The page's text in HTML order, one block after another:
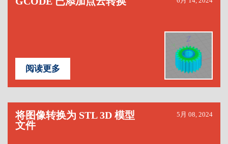
阅读更多
将图像转换为 STL 3D 模型
文件
5月 08, 2024